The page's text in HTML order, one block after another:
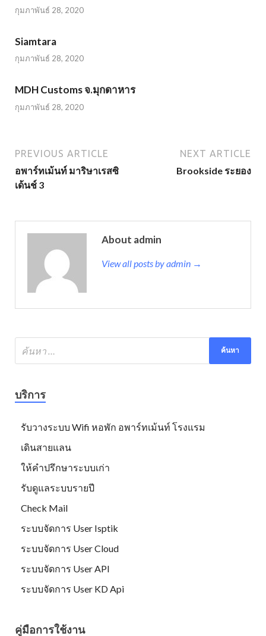
กุมภาพันธ์ 28, 2020
Siamtara
กุมภาพันธ์ 28, 2020
MDH Customs จ.มุกดาหาร
กุมภาพันธ์ 28, 2020
PREVIOUS ARTICLE
อพาร์ทเม้นท์ มาริษาเรสซิ
เด้นช์ 3
NEXT ARTICLE
Brookside ระยอง
About admin
View all posts by admin →
บริการ
รับวางระบบ Wifi หอพัก อพาร์ทเม้นท์ โรงแรม
เดินสายแลน
ให้คำปรึกษาระบบเก่า
รับดูแลระบบรายปี
Check Mail
ระบบจัดการ User Isptik
ระบบจัดการ User Cloud
ระบบจัดการ User API
ระบบจัดการ User KD Api
คู่มือการใช้งาน